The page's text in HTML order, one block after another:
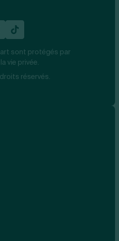
sont protégés par
vie privée.
réservés.